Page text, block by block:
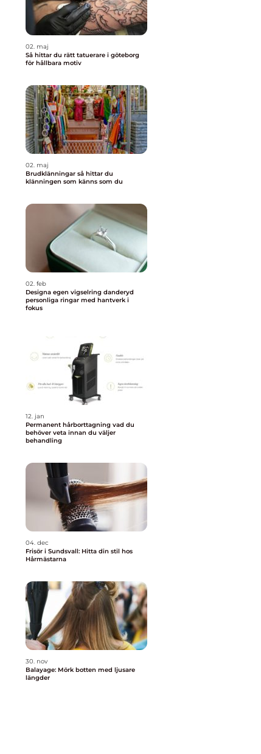
02. maj
Så hittar du rätt tatuerare i göteborg
för hållbara motiv
02. maj
Brudklänningar så hittar du
klänningen som känns som du
02. feb
Designa egen vigselring danderyd
personliga ringar med hantverk i
fokus
12. jan
Permanent hårborttagning vad du
behöver veta innan du väljer
behandling
04. dec
Frisör i Sundsvall: Hitta din stil hos
Hårmästarna
30. nov
Balayage: Mörk botten med ljusare
längder